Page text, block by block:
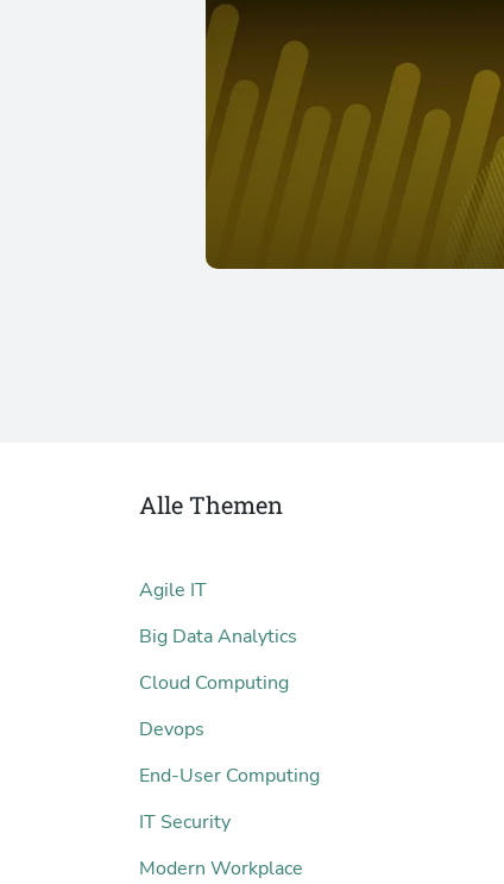
Alle Themen
Agile IT
Big Data Analytics
Cloud Computing
Devops
End-User Computing
IT Security
Modern Workplace